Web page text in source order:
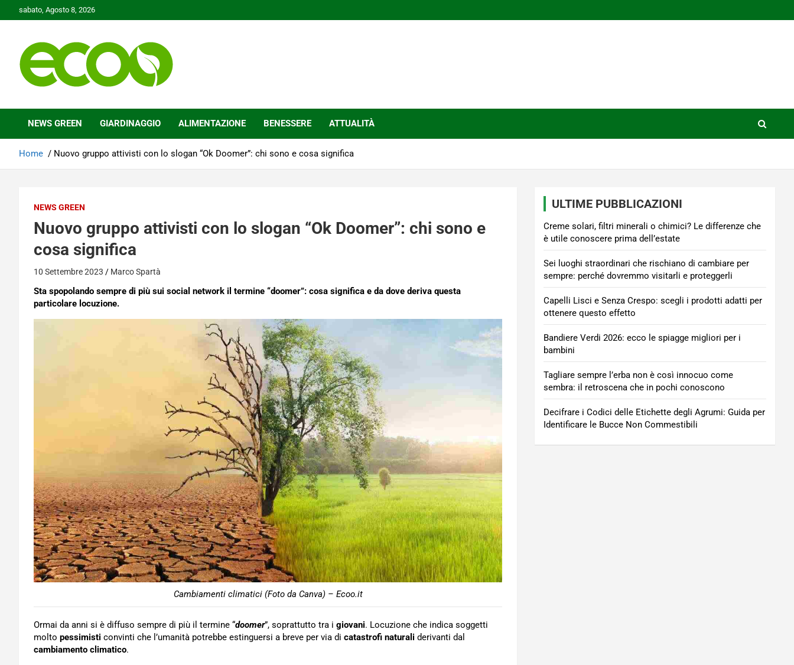
to
sabato, Agosto 8, 2026
Ecoo.it
NEWS GREEN GIARDINAGGIO ALIMENTAZIONE BENESSERE ATTUALITÀ
Home Nuovo gruppo attivisti con lo slogan “Ok Doomer”: chi sono e cosa significa
NEWS GREEN
Nuovo gruppo attivisti con lo slogan “Ok Doomer”: chi sono e
cosa significa
10 Settembre 2023 Marco Spartà
Sta spopolando sempre di più sui social network il termine “doomer”: cosa significa e da dove deriva questa
particolare locuzione.
Cambiamenti climatici (Foto da Canva) – Ecoo.it
Ormai da anni si è diffuso sempre di più il termine “doomer”, soprattutto tra i giovani. Locuzione che indica soggetti
molto pessimisti convinti che l’umanità potrebbe estinguersi a breve per via di catastrofi naturali derivanti dal
cambiamento climatico.
ULTIME PUBBLICAZIONI
Creme solari, filtri minerali o chimici? Le differenze che
è utile conoscere prima dell’estate
Sei luoghi straordinari che rischiano di cambiare per
sempre: perché dovremmo visitarli e proteggerli
Capelli Lisci e Senza Crespo: scegli i prodotti adatti per
ottenere questo effetto
Bandiere Verdi 2026: ecco le spiagge migliori per i
bambini
Tagliare sempre l’erba non è così innocuo come
sembra: il retroscena che in pochi conoscono
Decifrare i Codici delle Etichette degli Agrumi: Guida per
Identificare le Bucce Non Commestibili